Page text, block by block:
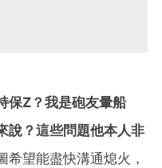
保Z？我是砲友暈船
說？這些問題他本人非
希望能盡快溝通熄火，